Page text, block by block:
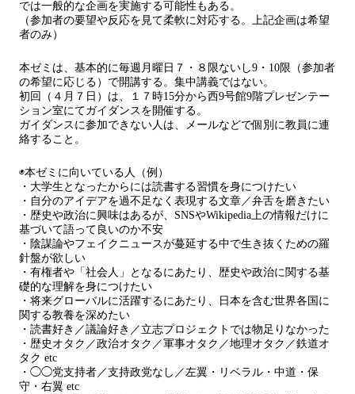
では一般的な企画を実施する可能性もある。
（参加者の要望や反応を見て柔軟に対応する。上記企画は希望
者のみ）
本ゼミは、基本的に毎週月曜日７・８限ないし9・10限（参加者
の希望に応じる）で開講する。集中講義ではない。
初回（４月７日）は、１７時15分から西9号館9階プレゼンテー
ション室にてガイダンスを開催する。
ガイダンスに参加できない人は、メールなどで個別に教員に連
絡すること。
◉本ゼミに向いている人（例）
・大学生となったからには読書する習慣を身につけたい
・自分のアイデアを過不足なく表現する文章／弁舌を磨きたい
・歴史や政治に興味はあるが、SNSやWikipedia上の情報だけに
基づいて語って良いのか不安
・陰謀論やフェイクニュースが蔓延する中で生き抜くための羅
針盤が欲しい
・有権者や「社会人」となるにあたり、歴史や政治に関する基
礎的な理解を身につけたい
・将来グローバルに活躍するにあたり、日本を含む世界各国に
関する教養を深めたい
・読書好き／議論好き／立志プロジェクトでは物足りなかった
・歴史オタク／政治オタク／軍事オタク／地理オタク／鉄道オ
タク etc
・◯◯党支持者／支持政党なし／左翼・リベラル・中道・保
守・右翼 etc